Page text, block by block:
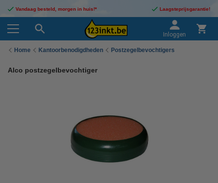
Vandaag besteld, morgen in huis!* Laagsteprijsgarantie!
Inloggen
Home Kantoorbenodigdheden Postzegelbevochtigers
Alco postzegelbevochtiger